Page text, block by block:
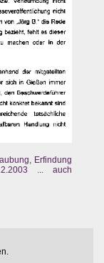
Erfindung
... auch